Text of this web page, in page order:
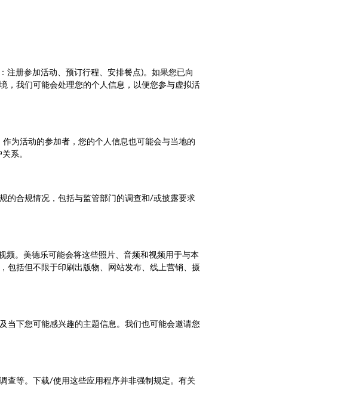
注册参加活动、预订行程、安排餐点)。如果您已向
，我们可能会处理您的个人信息，以便您参与虚拟活
为活动的参加者，您的个人信息也可能会与当地的
系。
的合规情况，包括与监管部门的调查和/或披露要求
。美德乐可能会将这些照片、音频和视频用于与本
包括但不限于印刷出版物、网站发布、线上营销、摄
当下您可能感兴趣的主题信息。我们也可能会邀请您
查等。下载/使用这些应用程序并非强制规定。有关